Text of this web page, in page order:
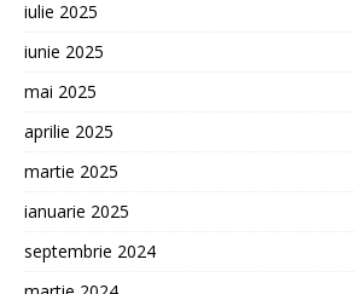
iulie 2025
iunie 2025
mai 2025
aprilie 2025
martie 2025
ianuarie 2025
septembrie 2024